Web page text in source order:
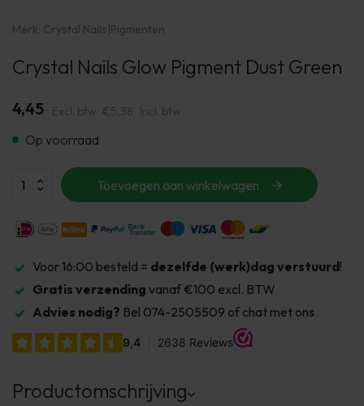
Merk: Crystal Nails|Pigmenten
Crystal Nails Glow Pigment Dust Green
4,45 Excl. btw €5,38 Incl. btw
Op voorraad
Toevoegen aan winkelwagen
Voor 16:00 besteld = dezelfde (werk)dag verstuurd!
Gratis verzending vanaf €100 excl. BTW
Advies nodig? Bel 074-2505509 of chat met ons
Productomschrijving